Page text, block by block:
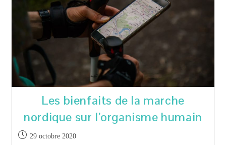
Tente
De
Camping
Les bienfaits de la marche
nordique sur l’organisme humain
Publication
29 octobre 2020